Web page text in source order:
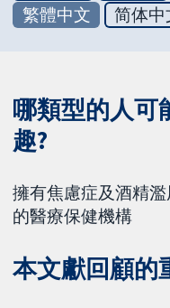
繁體中文
简体中
哪類型的人可
趣?
擁有焦慮症及酒精
的醫療保健機構
本文獻回顧的